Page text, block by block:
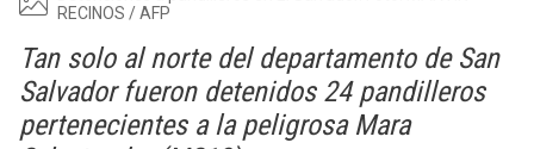
RECINOS / AFP
Tan solo al norte del departamento de San
Salvador fueron detenidos 24 pandilleros
pertenecientes a la peligrosa Mara